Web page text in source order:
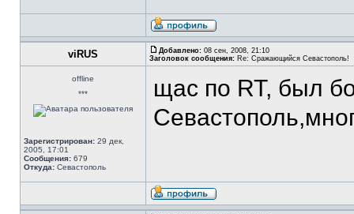
viRUS Добавлено: 08 сен, 2008, 21:10
Заголовок сообщения: Re: Сражающийся Севастополь!
offline
***
Зарегистрирован: 29 дек,
2005, 17:01
Сообщения: 679
Откуда: Севастополь
щас по RT, был